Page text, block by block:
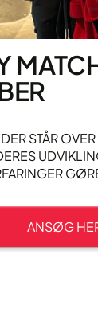
STÅR
ANSØG